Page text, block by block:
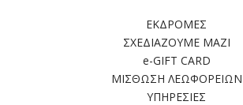
ΕΚΔΡΟΜΕΣ
ΣΧΕΔΙΑΖΟΥΜΕ ΜΑΖΙ
e-GIFT CARD
ΜΙΣΘΩΣΗ ΛΕΩΦΟΡΕΙΩΝ
ΥΠΗΡΕΣΙΕΣ